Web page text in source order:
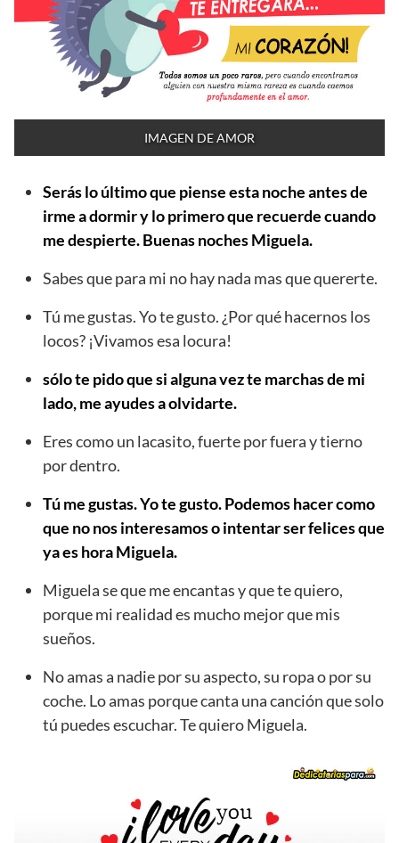
IMAGEN DE AMOR
Serás lo último que piense esta noche antes de
irme a dormir y lo primero que recuerde cuando
me despierte. Buenas noches Miguela.
Sabes que para mi no hay nada mas que quererte.
Tú me gustas. Yo te gusto. ¿Por qué hacernos los
locos? ¡Vivamos esa locura!
sólo te pido que si alguna vez te marchas de mi
lado, me ayudes a olvidarte.
Eres como un lacasito, fuerte por fuera y tierno
por dentro.
Tú me gustas. Yo te gusto. Podemos hacer como
que no nos interesamos o intentar ser felices que
ya es hora Miguela.
Miguela se que me encantas y que te quiero,
porque mi realidad es mucho mejor que mis
sueños.
No amas a nadie por su aspecto, su ropa o por su
coche. Lo amas porque canta una canción que solo
tú puedes escuchar. Te quiero Miguela.